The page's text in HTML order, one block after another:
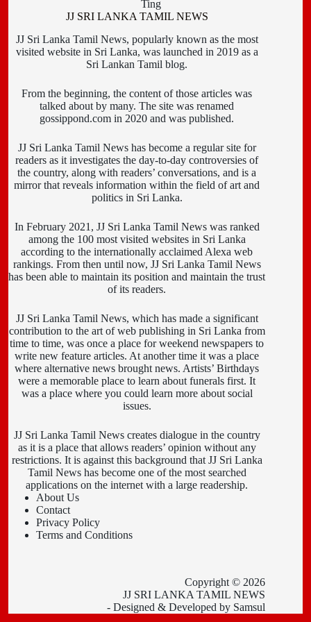
Ting
JJ SRI LANKA TAMIL NEWS
JJ Sri Lanka Tamil News, popularly known as the most
visited website in Sri Lanka, was launched in 2019 as a
Sri Lankan Tamil blog.
From the beginning, the content of those articles was
talked about by many. The site was renamed
gossippond.com in 2020 and was published.
JJ Sri Lanka Tamil News has become a regular site for
readers as it investigates the day-to-day controversies of
the country, along with readers’ conversations, and is a
mirror that reveals information within the field of art and
politics in Sri Lanka.
In February 2021, JJ Sri Lanka Tamil News was ranked
among the 100 most visited websites in Sri Lanka
according to the internationally acclaimed Alexa web
rankings. From then until now, JJ Sri Lanka Tamil News
has been able to maintain its position and maintain the trust
of its readers.
JJ Sri Lanka Tamil News, which has made a significant
contribution to the art of web publishing in Sri Lanka from
time to time, was once a place for weekend newspapers to
write new feature articles. At another time it was a place
where alternative news brought news. Artists’ Birthdays
were a memorable place to learn about funerals first. It
was a place where you could learn more about social
issues.
JJ Sri Lanka Tamil News creates dialogue in the country
as it is a place that allows readers’ opinion without any
restrictions. It is against this background that JJ Sri Lanka
Tamil News has become one of the most searched
applications on the internet with a large readership.
About Us
Contact
Privacy Policy
Terms and Conditions
Copyright © 2026
JJ SRI LANKA TAMIL NEWS
- Designed & Developed by Samsul